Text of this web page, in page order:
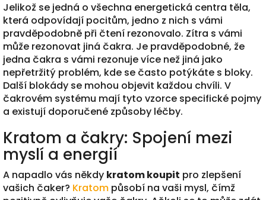
Jelikož se jedná o všechna energetická centra těla,
která odpovídají pocitům, jedno z nich s vámi
pravděpodobně při čtení rezonovalo. Zítra s vámi
může rezonovat jiná čakra. Je pravděpodobné, že
jedna čakra s vámi rezonuje více než jiná jako
nepřetržitý problém, kde se často potýkáte s bloky.
Další blokády se mohou objevit každou chvíli. V
čakrovém systému mají tyto vzorce specifické pojmy
a existují doporučené způsoby léčby.
Kratom a čakry: Spojení mezi
myslí a energií
A napadlo vás někdy kratom koupit pro zlepšení
vašich čaker? Kratom působí na vaši mysl, čímž